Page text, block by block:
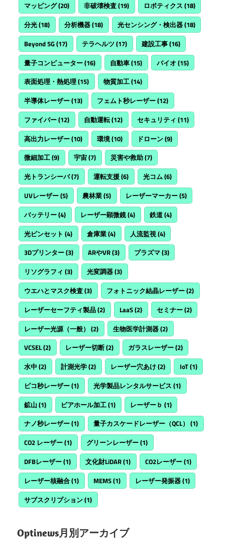
マッピング(20) 非破壊検査(19) ロボティクス (18)
分光(18) 分析機器(18) 光センシング・検出器(18)
Beyond 5G(17) テラヘルツ (17) 建設工事(16)
量子コンピューター(16) 自動車(15) バイオ (15)
表面処理・熱処理(15) 物質加工(14)
半導体レーザー(13) フェムト秒レーザー(12)
ファイバー(12) 自動運転(12) セキュリティ (11)
高出力レーザー(10) 環境(10) ドローン(9)
微細加工(9) 宇宙(7) 災害や救助(7)
光トランシーバ(7) 運転支援(6) 光コム(6)
UVレーザー(5) 農林業(5) レーザーマーカー(5)
バッテリー(4) レーザー顕微鏡(4) 鉄道(4)
光ピンセット (4) 倉庫業(4) 人流監視(4)
3Dプリンター(3) ARやVR(3) プラズマ(3)
リソグラフィ (3) 光変調器(3)
ウエハとマスク検査(3) フォトニック結晶レーザー(2)
レーザーセーフティ製品(2) LaaS(2) セミナー(2)
レーザー光源（一般） (2) 生物医学計測器(2)
VCSEL(2) レーザー切断(2) ガラスレーザー(2)
水中 (2) 計測光学(2) レーザー穴あけ(2) IoT(1)
ピコ秒レーザー(1) 光学製品レンタルサービス (1)
鉱山 (1) ビアホール加工(1) レーザーｂ (1)
ナノ秒レーザー(1) 量子カスケードレーザー（QCL） (1)
CO2 レーザー(1) グリーンレーザー(1)
DFBレーザー(1) 文化財LiDAR(1) CO2レーザー(1)
レーザー核融合(1) MEMS(1) レーザー発振器(1)
サブスクリプション(1)
Optinews月別アーカイブ